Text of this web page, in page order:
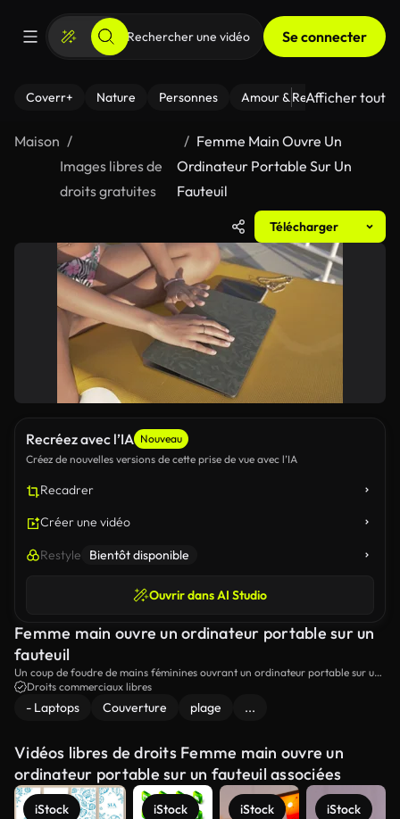
Se connecter
Coverr+ Nature Personnes Amour & Relations Le
Afficher tout
Maison
Images libres de
droits gratuites
Femme Main Ouvre Un
Ordinateur Portable Sur Un
Fauteuil
Télécharger
Recréez avec l’IA Nouveau
Créez de nouvelles versions de cette prise de vue avec l’IA
Recadrer
Créer une vidéo
Restyle Bientôt disponible
Ouvrir dans AI Studio
Femme main ouvre un ordinateur portable sur un
fauteuil
Un coup de foudre de mains féminines ouvrant un ordinateur portable sur un
fauteuil.
Droits commerciaux libres
- Laptops Couverture plage ...
Vidéos libres de droits Femme main ouvre un
ordinateur portable sur un fauteuil associées
iStock iStock iStock iStock